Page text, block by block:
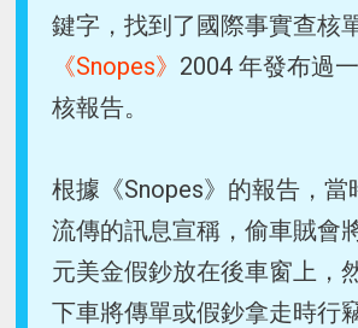
鍵字，找到了國際事實查核
《Snopes》 2004 年發布過
核報告。
根據《Snopes》的報告，當
流傳的訊息宣稱，偷車賊會
元美金假鈔放在後車窗上，
下車將傳單或假鈔拿走時行